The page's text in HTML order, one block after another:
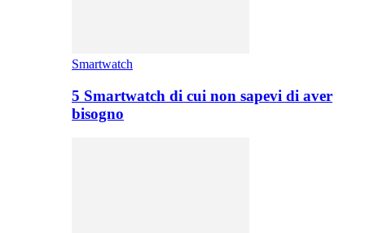
Smartwatch
5 Smartwatch di cui non sapevi di aver
bisogno